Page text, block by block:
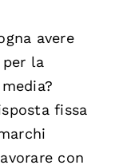
avere
per la
fissa
con